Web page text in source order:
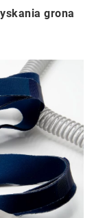
grona